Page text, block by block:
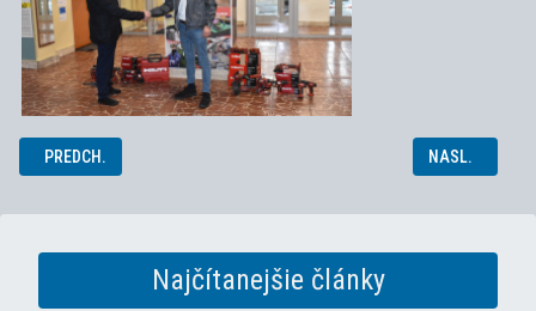
PREDCHÁDZAJÚCI ČLÁNOK: PROJEKT KROKUS
PREDCH. NASLEDUJÚCI
NASL.
Najčítanejšie články